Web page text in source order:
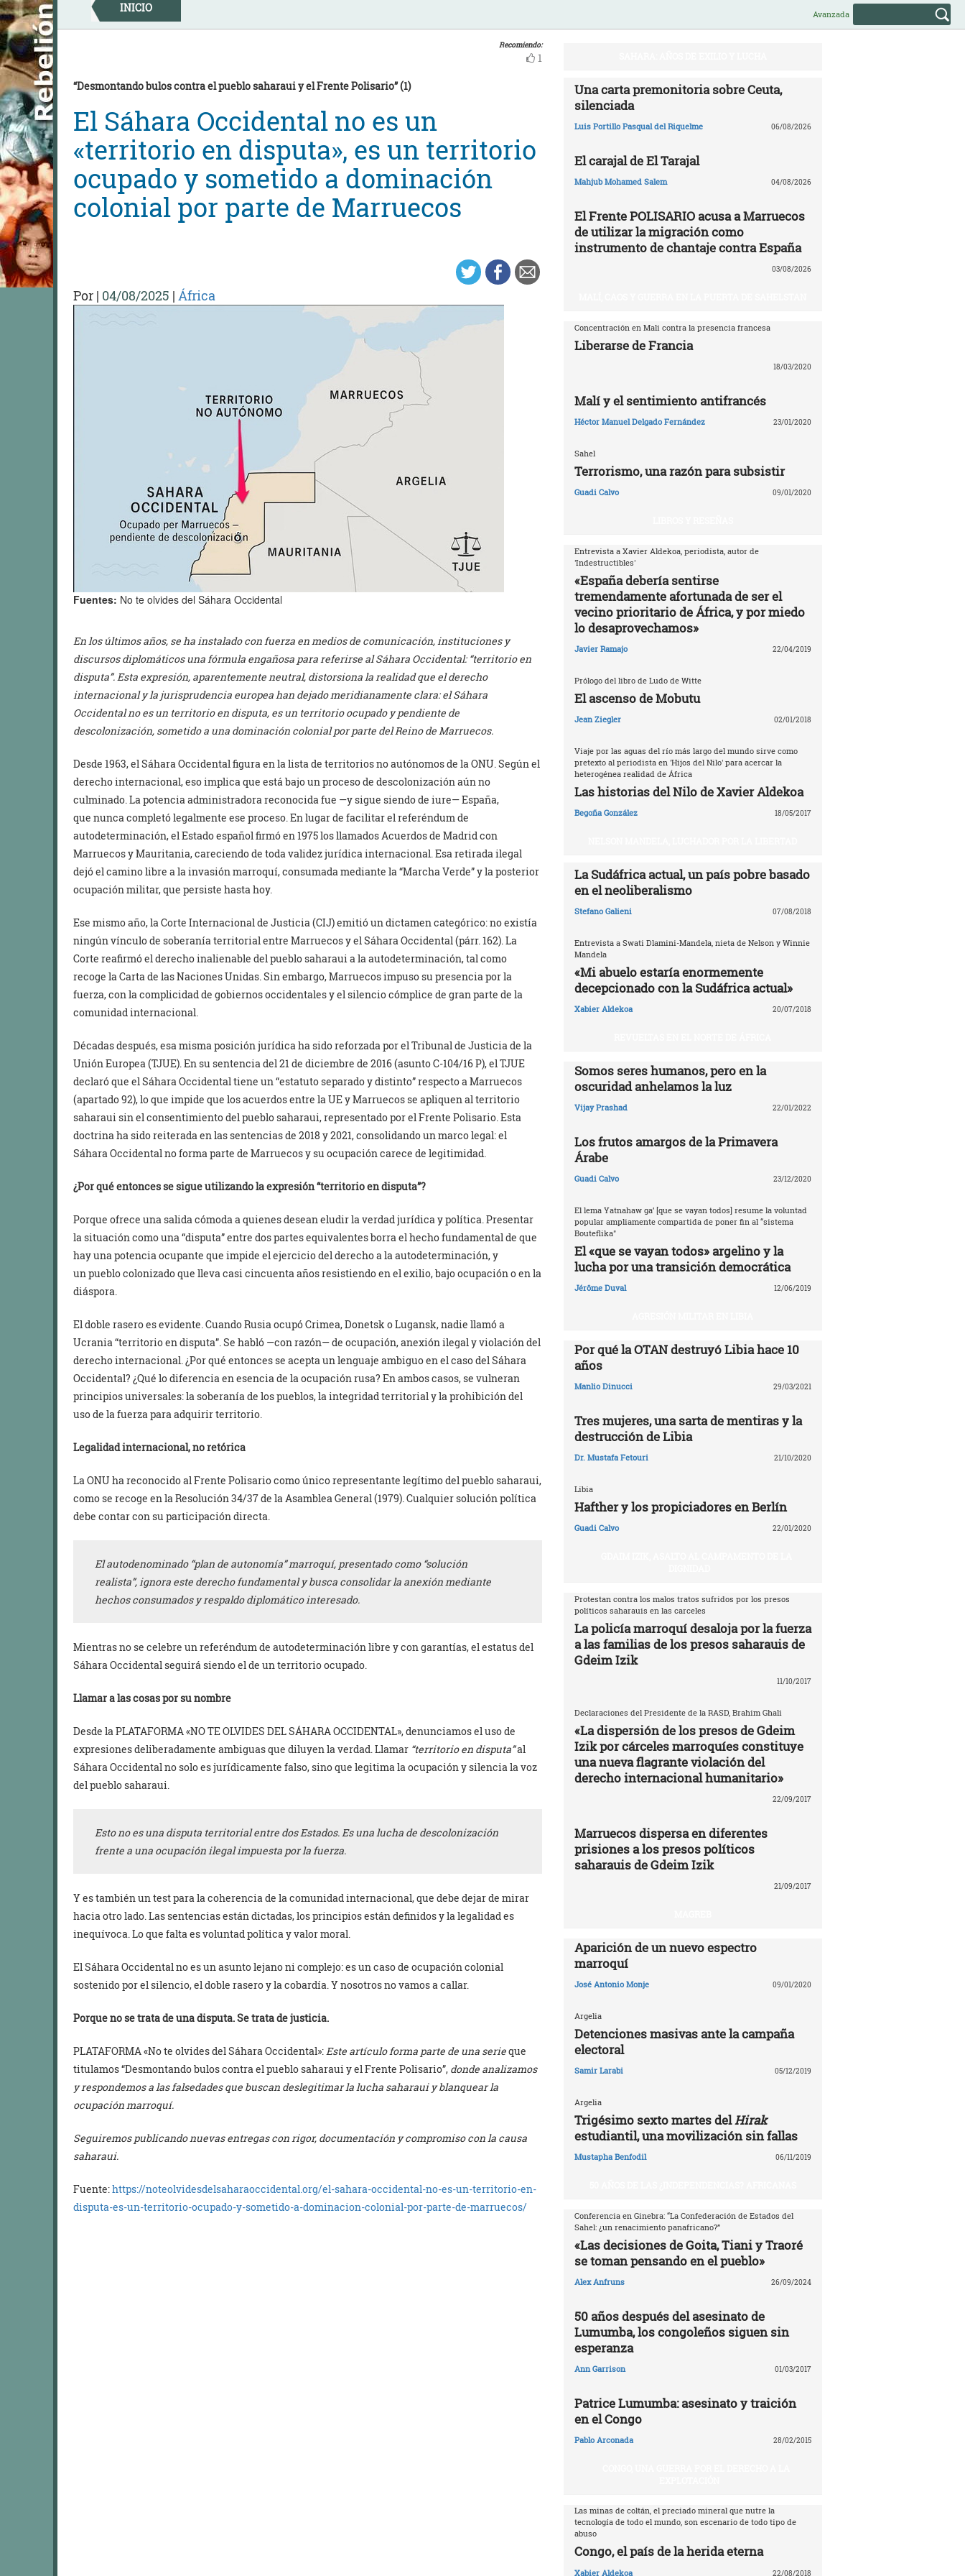
Skip
to
content
INICIO Avanzada
Recomiendo:
1
“Desmontando bulos contra el pueblo saharaui y el Frente Polisario” (1)
El Sáhara Occidental no es un
«territorio en disputa», es un territorio
ocupado y sometido a dominación
colonial por parte de Marruecos
Por | 04/08/2025 | África
Fuentes: No te olvides del Sáhara Occidental
En los últimos años, se ha instalado con fuerza en medios de comunicación, instituciones y
discursos diplomáticos una fórmula engañosa para referirse al Sáhara Occidental: “territorio en
disputa”. Esta expresión, aparentemente neutral, distorsiona la realidad que el derecho
internacional y la jurisprudencia europea han dejado meridianamente clara: el Sáhara
Occidental no es un territorio en disputa, es un territorio ocupado y pendiente de
descolonización, sometido a una dominación colonial por parte del Reino de Marruecos.
Desde 1963, el Sáhara Occidental figura en la lista de territorios no autónomos de la ONU. Según el
derecho internacional, eso implica que está bajo un proceso de descolonización aún no
culminado. La potencia administradora reconocida fue —y sigue siendo de iure— España,
que nunca completó legalmente ese proceso. En lugar de facilitar el referéndum de
autodeterminación, el Estado español firmó en 1975 los llamados Acuerdos de Madrid con
Marruecos y Mauritania, careciendo de toda validez jurídica internacional. Esa retirada ilegal
dejó el camino libre a la invasión marroquí, consumada mediante la “Marcha Verde” y la posterior
ocupación militar, que persiste hasta hoy.
Ese mismo año, la Corte Internacional de Justicia (CIJ) emitió un dictamen categórico: no existía
ningún vínculo de soberanía territorial entre Marruecos y el Sáhara Occidental (párr. 162). La
Corte reafirmó el derecho inalienable del pueblo saharaui a la autodeterminación, tal como
recoge la Carta de las Naciones Unidas. Sin embargo, Marruecos impuso su presencia por la
fuerza, con la complicidad de gobiernos occidentales y el silencio cómplice de gran parte de la
comunidad internacional.
Décadas después, esa misma posición jurídica ha sido reforzada por el Tribunal de Justicia de la
Unión Europea (TJUE). En su sentencia del 21 de diciembre de 2016 (asunto C-104/16 P), el TJUE
declaró que el Sáhara Occidental tiene un “estatuto separado y distinto” respecto a Marruecos
(apartado 92), lo que impide que los acuerdos entre la UE y Marruecos se apliquen al territorio
saharaui sin el consentimiento del pueblo saharaui, representado por el Frente Polisario. Esta
doctrina ha sido reiterada en las sentencias de 2018 y 2021, consolidando un marco legal: el
Sáhara Occidental no forma parte de Marruecos y su ocupación carece de legitimidad.
¿Por qué entonces se sigue utilizando la expresión “territorio en disputa”?
Porque ofrece una salida cómoda a quienes desean eludir la verdad jurídica y política. Presentar
la situación como una “disputa” entre dos partes equivalentes borra el hecho fundamental de que
hay una potencia ocupante que impide el ejercicio del derecho a la autodeterminación, y
un pueblo colonizado que lleva casi cincuenta años resistiendo en el exilio, bajo ocupación o en la
diáspora.
El doble rasero es evidente. Cuando Rusia ocupó Crimea, Donetsk o Lugansk, nadie llamó a
Ucrania “territorio en disputa”. Se habló —con razón— de ocupación, anexión ilegal y violación del
derecho internacional. ¿Por qué entonces se acepta un lenguaje ambiguo en el caso del Sáhara
Occidental? ¿Qué lo diferencia en esencia de la ocupación rusa? En ambos casos, se vulneran
principios universales: la soberanía de los pueblos, la integridad territorial y la prohibición del
uso de la fuerza para adquirir territorio.
Legalidad internacional, no retórica
La ONU ha reconocido al Frente Polisario como único representante legítimo del pueblo saharaui,
como se recoge en la Resolución 34/37 de la Asamblea General (1979). Cualquier solución política
debe contar con su participación directa.
El autodenominado “plan de autonomía” marroquí, presentado como “solución
realista”, ignora este derecho fundamentaly busca consolidar la anexión mediante
hechos consumados y respaldo diplomático interesado.
Mientras no se celebre un referéndum de autodeterminación libre y con garantías, el estatus del
Sáhara Occidental seguirá siendo el de un territorio ocupado.
Llamar a las cosas por su nombre
Desde la PLATAFORMA «NO TE OLVIDES DEL SÁHARA OCCIDENTAL», denunciamos el uso de
expresiones deliberadamente ambiguas que diluyen la verdad. Llamar “territorio en disputa”al
Sáhara Occidental no solo es jurídicamente falso, sino que legitima la ocupación y silencia la voz
del pueblo saharaui.
Esto no es una disputa territorialentre dos Estados. Es una lucha de descolonización
frente a una ocupación ilegalimpuesta por la fuerza.
Y es también un test para la coherencia de la comunidad internacional, que debe dejar de mirar
hacia otro lado. Las sentencias están dictadas, los principios están definidos y la legalidad es
inequívoca. Lo que falta es voluntad política y valor moral.
El Sáhara Occidental no es un asunto lejano ni complejo: es un caso de ocupación colonial
sostenido por el silencio, el doble rasero y la cobardía. Y nosotros no vamos a callar.
Porque no se trata de una disputa. Se trata de justicia.
PLATAFORMA «No te olvides del Sáhara Occidental»: Este artículo forma parte de una serieque
titulamos “Desmontando bulos contra el pueblo saharaui y el Frente Polisario”, donde analizamos
y respondemos a las falsedades que buscan deslegitimar la lucha saharaui y blanquear la
ocupación marroquí.
Seguiremos publicando nuevas entregas con rigor, documentación y compromiso con la causa
saharaui.
Fuente:https://noteolvidesdelsaharaoccidental.org/el-sahara-occidental-no-es-un-territorio-en-
disputa-es-un-territorio-ocupado-y-sometido-a-dominacion-colonial-por-parte-de-marruecos/
Una carta premonitoria sobre Ceuta,
silenciada
Luis Portillo Pasqual del Riquelme 06/08/2026
El carajal de El Tarajal
Mahjub Mohamed Salem 04/08/2026
El Frente POLISARIO acusa a Marruecos
de utilizar la migración como
instrumento de chantaje contra España
03/08/2026
Concentración en Mali contra la presencia francesa
Liberarse de Francia
18/03/2020
Malí y el sentimiento antifrancés
Héctor Manuel Delgado Fernández 23/01/2020
Sahel
Terrorismo, una razón para subsistir
Guadi Calvo 09/01/2020
Entrevista a Xavier Aldekoa, periodista, autor de
'Indestructibles'
«España debería sentirse
tremendamente afortunada de ser el
vecino prioritario de África, y por miedo
lo desaprovechamos»
Javier Ramajo 22/04/2019
Prólogo del libro de Ludo de Witte
El ascenso de Mobutu
Jean Ziegler 02/01/2018
Viaje por las aguas del río más largo del mundo sirve como
pretexto al periodista en 'Hijos del Nilo' para acercar la
heterogénea realidad de África
Las historias del Nilo de Xavier Aldekoa
Begoña González 18/05/2017
La Sudáfrica actual, un país pobre basado
en el neoliberalismo
Stefano Galieni 07/08/2018
Entrevista a Swati Dlamini-Mandela, nieta de Nelson y Winnie
Mandela
«Mi abuelo estaría enormemente
decepcionado con la Sudáfrica actual»
Xabier Aldekoa 20/07/2018
Somos seres humanos, pero en la
oscuridad anhelamos la luz
Vijay Prashad 22/01/2022
Los frutos amargos de la Primavera
Árabe
Guadi Calvo 23/12/2020
El lema Yatnahaw ga’ [que se vayan todos] resume la voluntad
popular ampliamente compartida de poner fin al “sistema
Bouteflika"
El «que se vayan todos» argelino y la
lucha por una transición democrática
Jérôme Duval 12/06/2019
Por qué la OTAN destruyó Libia ‎hace 10
años‎
Manlio Dinucci 29/03/2021
Tres mujeres, una sarta de mentiras y la
destrucción de Libia
Dr. Mustafa Fetouri 21/10/2020
Libia
Hafther y los propiciadores en Berlín
Guadi Calvo 22/01/2020
Protestan contra los malos tratos sufridos por los presos
políticos saharauis en las carceles
La policía marroquí desaloja por la fuerza
a las familias de los presos saharauis de
Gdeim Izik
11/10/2017
Declaraciones del Presidente de la RASD, Brahim Ghali
«La dispersión de los presos de Gdeim
Izik por cárceles marroquíes constituye
una nueva flagrante violación del
derecho internacional humanitario»
22/09/2017
Marruecos dispersa en diferentes
prisiones a los presos políticos
saharauis de Gdeim Izik
21/09/2017
Aparición de un nuevo espectro
marroquí
José Antonio Monje 09/01/2020
Argelia
Detenciones masivas ante la campaña
electoral
Samir Larabi 05/12/2019
Argelia
Trigésimo sexto martes delHirak
estudiantil, una movilización sin fallas
Mustapha Benfodil 06/11/2019
Conferencia en Ginebra: “La Confederación de Estados del
Sahel: ¿un renacimiento panafricano?”
«Las decisiones de Goita, Tiani y Traoré
se toman pensando en el pueblo»
Alex Anfruns 26/09/2024
50 años después del asesinato de
Lumumba, los congoleños siguen sin
esperanza
Ann Garrison 01/03/2017
Patrice Lumumba: asesinato y traición
en el Congo
Pablo Arconada 28/02/2015
Las minas de coltán, el preciado mineral que nutre la
tecnología de todo el mundo, son escenario de todo tipo de
abuso
Congo, el país de la herida eterna
Xabier Aldekoa 22/08/2018